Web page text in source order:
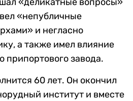
«непубличные
и негласно
а также имел влияние
припортового завода.
60 лет. Он окончил
институт и вместе